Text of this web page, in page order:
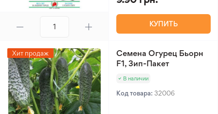
КУПИТЬ
Хит продаж
Семена Огурец Бьорн
F1, Зип-Пакет
В наличии
Код товара: 32006